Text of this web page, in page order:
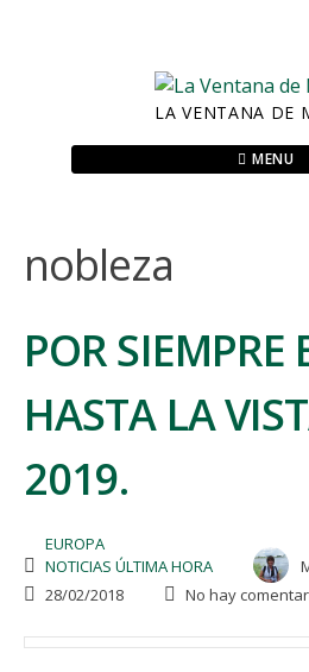
LA VENTANA DE
MENU
nobleza
POR SIEMPRE
HASTA LA
2019.
EUROPA
NOTICIAS ÚLTIMA HORA
28/02/2018
No hay